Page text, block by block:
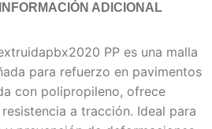
INFORMACIÓN ADICIONAL
PP es una malla
para refuerzo en pavimentos
con polipropileno, ofrece
a tracción. Ideal para